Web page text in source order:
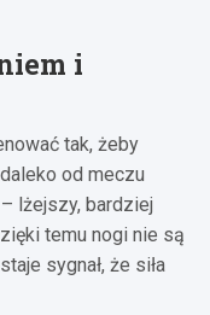
i
tak, żeby
od meczu
lżejszy, bardziej
temu nogi nie są
sygnał, że siła